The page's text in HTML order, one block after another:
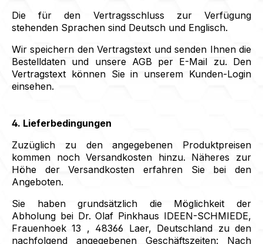
Die für den Vertragsschluss zur Verfügung
stehenden Sprachen sind Deutsch und Englisch.
Wir speichern den Vertragstext und senden Ihnen die
Bestelldaten und unsere AGB per E-Mail zu. Den
Vertragstext können Sie in unserem Kunden-Login
einsehen.
4. Lieferbedingungen
Zuzüglich zu den angegebenen Produktpreisen
kommen noch Versandkosten hinzu. Näheres zur
Höhe der Versandkosten erfahren Sie bei den
Angeboten.
Sie haben grundsätzlich die Möglichkeit der
Abholung bei Dr. Olaf Pinkhaus IDEEN-SCHMIEDE,
Frauenhoek 13 , 48366 Laer, Deutschland zu den
nachfolgend angegebenen Geschäftszeiten: Nach